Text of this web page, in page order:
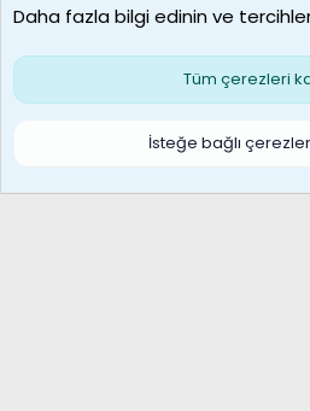
Çerezler
S
Daha fazla bilgi edinin ve
Tüm çerezleri
İsteğe bağlı